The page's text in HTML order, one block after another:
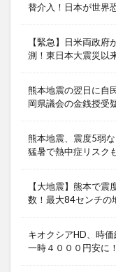
替介入！日本が世界
【緊急】日米両政
測！東日本大震災以
熊本地震の翌日に自
岡県議会の金銭授受
熊本地震、震度5弱
猛暑で熱中症リスク
【大地震】熊本で
数！最大84センチ
キオクシアHD、時
一時４０００円安に